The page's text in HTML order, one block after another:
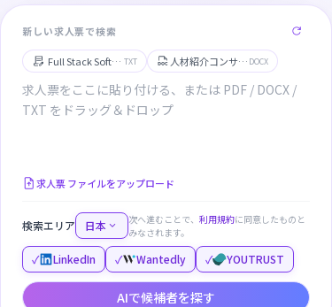
新しい求人票で検索
Full Stack Software Engineer
TXT 人材紹介コンサルタント
DOCX
求人票 ファイルをアップロード
検索エリア 日本 次へ進むことで、 利用規約に同意したものと
みなされます。
✓ LinkedIn ✓ Wantedly ✓ YOUTRUST
AIで候補者を探す